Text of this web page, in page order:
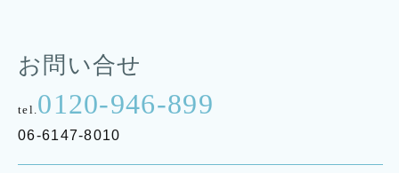
お問い合せ
tel. 0120-946-899
06-6147-8010